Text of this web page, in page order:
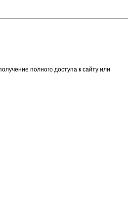
полного доступа к сайту или